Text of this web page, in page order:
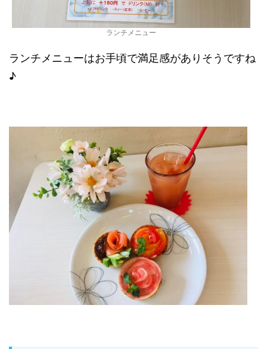
ランチメニュー
ランチメニューはお手頃で満足感がありそうですね
♪